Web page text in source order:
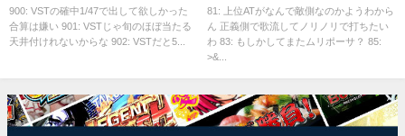
とめてみた
900: VSTの確中1/47で出して欲しかった
合算は嫌い 901: VSTじゃ旬のほぼ当たる
天井付けれないからな 902: VSTだと5...
想、Twitter報告まとめ
81: 上位ATがなんで敵側なのかようわから
ん 正義側で歌流してノリノリで打ちたい
わ 83: もしかしてまたムリポーサ？ 85:
>&...